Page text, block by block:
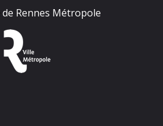
Rennes Métropole